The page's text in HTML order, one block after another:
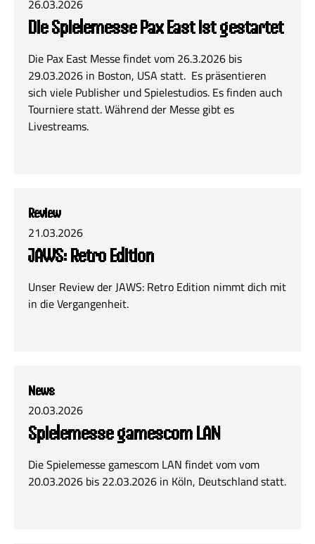
26.03.2026
Die Spielemesse Pax East ist gestartet
Die Pax East Messe findet vom 26.3.2026 bis
29.03.2026 in Boston, USA statt. Es präsentieren
sich viele Publisher und Spielestudios. Es finden auch
Tourniere statt. Während der Messe gibt es
Livestreams.
Review
21.03.2026
JAWS: Retro Edition
Unser Review der JAWS: Retro Edition nimmt dich mit
in die Vergangenheit.
News
20.03.2026
Spielemesse gamescom LAN
Die Spielemesse gamescom LAN findet vom vom
20.03.2026 bis 22.03.2026 in Köln, Deutschland statt.